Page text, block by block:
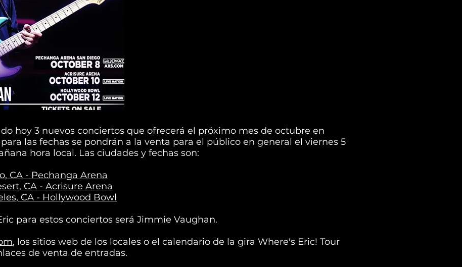
hoy 3 nuevos conciertos que ofrecerá el próximo mes de octubre en
las fechas se pondrán a la venta para el público en general el viernes 5
hora local. Las ciudades y fechas son:
CA - Pechanga Arena
CA - Acrisure Arena
CA - Hollywood Bowl
para estos conciertos será Jimmie Vaughan.
, los sitios web de los locales o el calendario de la gira Where's Eric! Tour
de venta de entradas.